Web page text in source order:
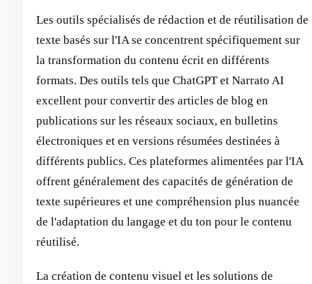
Les outils spécialisés de rédaction et de réutilisation de
texte basés sur l'IA se concentrent spécifiquement sur
la transformation du contenu écrit en différents
formats. Des outils tels que ChatGPT et Narrato AI
excellent pour convertir des articles de blog en
publications sur les réseaux sociaux, en bulletins
électroniques et en versions résumées destinées à
différents publics. Ces plateformes alimentées par l'IA
offrent généralement des capacités de génération de
texte supérieures et une compréhension plus nuancée
de l'adaptation du langage et du ton pour le contenu
réutilisé.
La création de contenu visuel et les solutions de